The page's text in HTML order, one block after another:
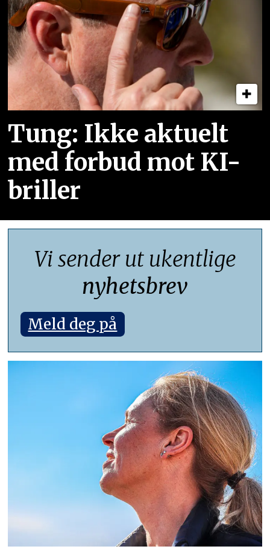
Tung: Ikke aktuelt
med forbud mot KI-
briller
Vi sender ut ukentlige
nyhetsbrev
Meld deg på